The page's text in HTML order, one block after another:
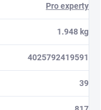
Pro experty
1.948 kg
4025792419591
39